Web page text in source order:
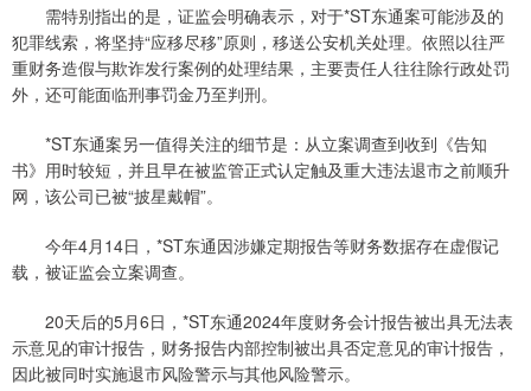
需特别指出的是，证监会明确表示，对于*ST东通案可能涉及的
犯罪线索，将坚持“应移尽移”原则，移送公安机关处理。依照以往严
重财务造假与欺诈发行案例的处理结果，主要责任人往往除行政处罚
外，还可能面临刑事罚金乃至判刑。
*ST东通案另一值得关注的细节是：从立案调查到收到《告知
书》用时较短，并且早在被监管正式认定触及重大违法退市之前顺升
网，该公司已被“披星戴帽”。
今年4月14日，*ST东通因涉嫌定期报告等财务数据存在虚假记
载，被证监会立案调查。
20天后的5月6日，*ST东通2024年度财务会计报告被出具无法表
示意见的审计报告，财务报告内部控制被出具否定意见的审计报告，
因此被同时实施退市风险警示与其他风险警示。